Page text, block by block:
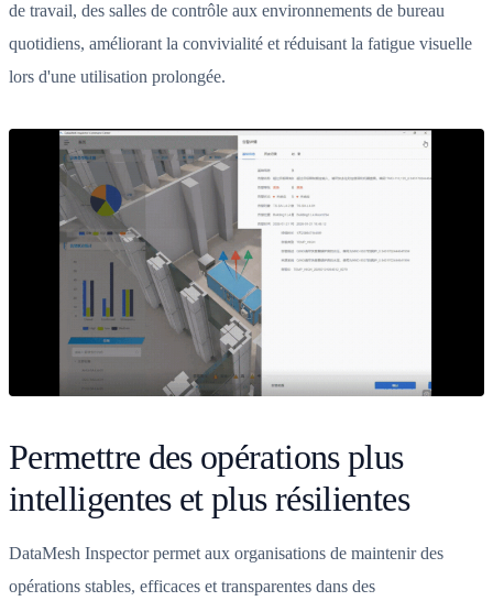
de travail, des salles de contrôle aux environnements de bureau
quotidiens, améliorant la convivialité et réduisant la fatigue visuelle
lors d'une utilisation prolongée.
Permettre des opérations plus
intelligentes et plus résilientes
DataMesh Inspector permet aux organisations de maintenir des
opérations stables, efficaces et transparentes dans des